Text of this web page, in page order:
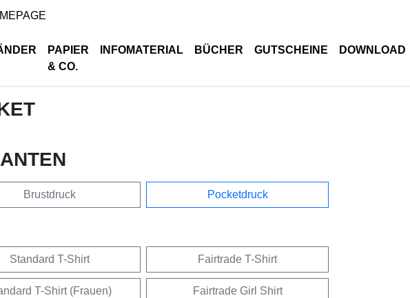
PAPIER
& CO.
INFOMATERIAL BÜCHER GUTSCHEINE DOWNLOAD
Brustdruck Pocketdruck
Standard T-Shirt Fairtrade T-Shirt
T-Shirt (Frauen) Fairtrade Girl Shirt